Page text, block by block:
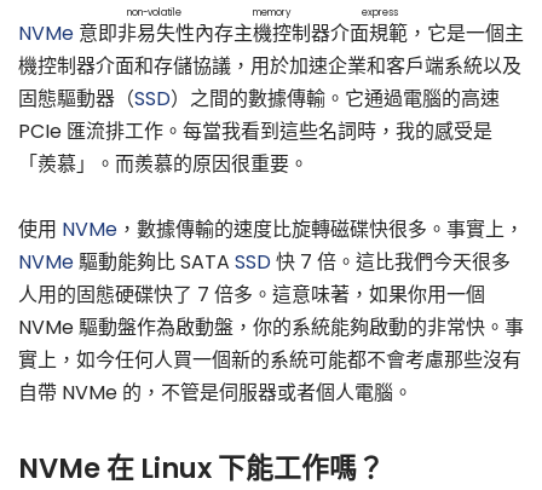
NVMe 意即非易失性內存主機控制器介面規範
non-volatile memory express
，它是一個主
機控制器介面和存儲協議，用於加速企業和客戶端系統以及
固態驅動器（SSD）之間的數據傳輸。它通過電腦的高速
PCIe 匯流排工作。每當我看到這些名詞時，我的感受是
「羨慕」。而羨慕的原因很重要。
使用 NVMe ，數據傳輸的速度比旋轉磁碟快很多。事實上，
NVMe驅動能夠比 SATA SSD快 7 倍。這比我們今天很多
人用的固態硬碟快了 7 倍多。這意味著，如果你用一個
NVMe 驅動盤作為啟動盤，你的系統能夠啟動的非常快。事
實上，如今任何人買一個新的系統可能都不會考慮那些沒有
自帶 NVMe 的，不管是伺服器或者個人電腦。
NVMe 在 Linux 下能工作嗎？